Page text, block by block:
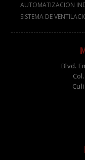
AUTOMATIZACION
SISTEMA DE
Blvd.